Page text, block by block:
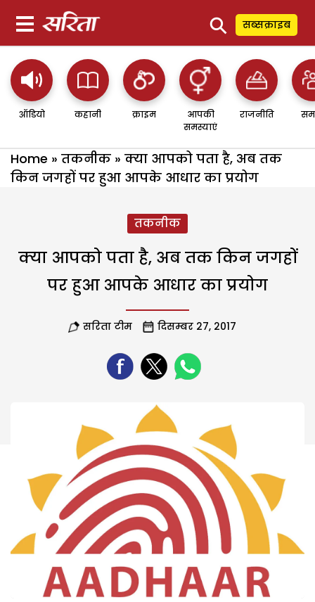
⚲ सब्सक्राइब
ऑडियो कहानी क्राइम
आपकी
समस्याएं
राजनीति
Home » तकनीक » क्या आपको पता है, अब तक
किन जगहों पर हुआ आपके आधार का प्रयोग
तकनीक
क्या आपको पता है, अब तक किन जगहों
पर हुआ आपके आधार का प्रयोग
सरिता टीम दिसम्बर 27, 2017